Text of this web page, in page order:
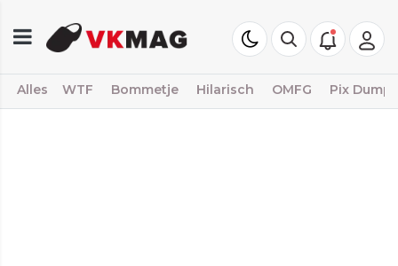
Alles WTF Bommetje Hilarisch OMFG Pix Dump